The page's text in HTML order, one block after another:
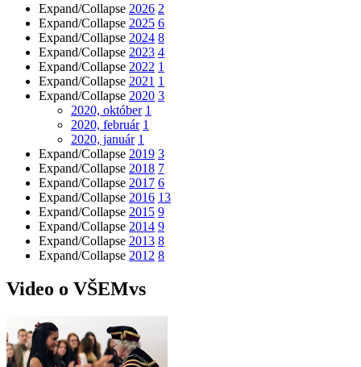
Expand/Collapse 2026 2
Expand/Collapse 2025 6
Expand/Collapse 2024 8
Expand/Collapse 2023 4
Expand/Collapse 2022 1
Expand/Collapse 2021 1
Expand/Collapse 2020 3
2020, október 1
2020, február 1
2020, január 1
Expand/Collapse 2019 3
Expand/Collapse 2018 7
Expand/Collapse 2017 6
Expand/Collapse 2016 13
Expand/Collapse 2015 9
Expand/Collapse 2014 9
Expand/Collapse 2013 8
Expand/Collapse 2012 8
Video o VŠEMvs